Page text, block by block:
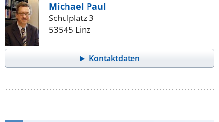
Michael Paul
Schulplatz 3
53545 Linz
Kontaktdaten